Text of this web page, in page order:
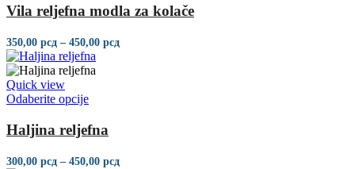
stranici
ima
varijanti.
Opcije
mogu
na
stranici
proizvoda.
Vila reljefna modla za kolače
350,00 рсд – 450,00 рсдRaspon
Quick view
Odaberite opcijeOvaj
ima
više
varijanti.
Haljina reljefna
300,00 рсд – 450,00 рсдRaspon